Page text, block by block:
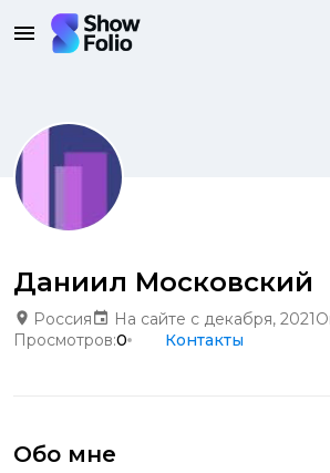
Даниил Московский
Россия На сайте с декабря, 2021
Просмотров:0 Контакты
Обо мне